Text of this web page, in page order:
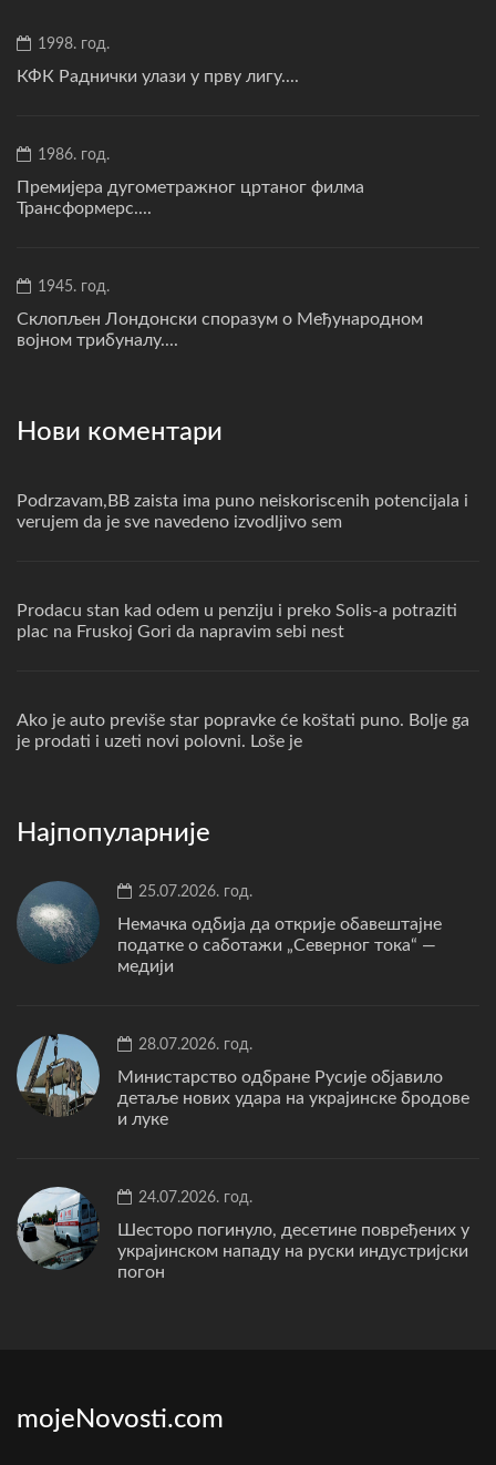
1998. год.
КФК Раднички улази у прву лигу....
1986. год.
Премијера дугометражног цртаног филма
Трансформерс....
1945. год.
Склопљен Лондонски споразум о Међународном
војном трибуналу....
Нови коментари
Podrzavam,BB zaista ima puno neiskoriscenih potencijala i
verujem da je sve navedeno izvodljivo sem
Prodacu stan kad odem u penziju i preko Solis-a potraziti
plac na Fruskoj Gori da napravim sebi nest
Ako je auto previše star popravke će koštati puno. Bolje ga
je prodati i uzeti novi polovni. Loše je
Најпопуларније
25.07.2026. год.
Немачка одбија да открије обавештајне
податке о саботажи „Северног тока“ —
медији
28.07.2026. год.
Министарство одбране Русије објавило
детаље нових удара на украјинске бродове
и луке
24.07.2026. год.
Шесторо погинуло, десетине повређених у
украјинском нападу на руски индустријски
погон
mojeNovosti.com